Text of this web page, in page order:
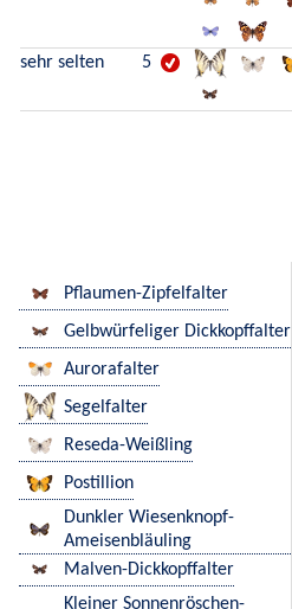
sehr selten 5
Pflaumen-Zipfelfalter
Gelbwürfeliger Dickkopffalter
Aurorafalter
Segelfalter
Reseda-Weißling
Postillion
Dunkler Wiesenknopf-
Ameisenbläuling
Malven-Dickkopffalter
Kleiner Sonnenröschen-